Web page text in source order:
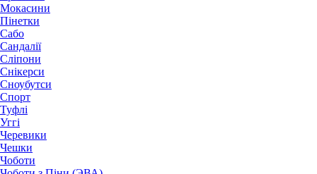
Мокасини
Пінетки
Сабо
Сандалії
Сліпони
Снікерси
Сноубутси
Спорт
Туфлі
Уггі
Черевики
Чешки
Чоботи